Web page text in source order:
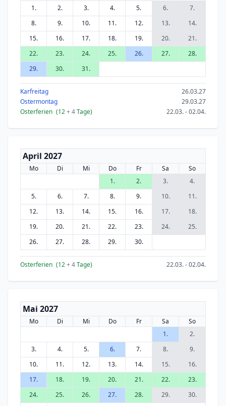
1.
2. 3. 4. 5. 6.
7.
8.
9. 10. 11. 12. 13.
14.
15.
16. 17. 18. 19. 20.
21.
22.
23. 24. 25. 26. 27.
28.
29.
30. 31.
Karfreitag
26.03.27
Ostermontag
29.03.27
Osterferien (12+ 4Tage) 22.03. - 02.04.
April 2027
Mo Di Mi Do Fr Sa
So
1.
2. 3.
4.
5.
6. 7. 8. 9. 10.
11.
12.
13. 14. 15. 16. 17.
18.
19.
20. 21. 22. 23. 24.
25.
26.
27. 28. 29. 30.
Osterferien (12+ 4Tage) 22.03. - 02.04.
Mai 2027
Mo Di Mi Do Fr Sa
So
1.
2.
3.
4. 5. 6. 7. 8.
9.
10.
11. 12. 13. 14. 15.
16.
17.
18. 19. 20. 21. 22.
23.
24.
25. 26. 27. 28. 29.
30.